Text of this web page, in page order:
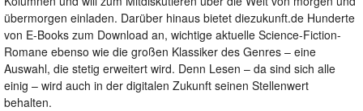
übermorgen einladen. Darüber hinaus bietet diezukunft.de Hunderte
von E-Books zum Download an, wichtige aktuelle Science-Fiction-
Romane ebenso wie die großen Klassiker des Genres – eine
Auswahl, die stetig erweitert wird. Denn Lesen – da sind sich alle
einig – wird auch in der digitalen Zukunft seinen Stellenwert
behalten.